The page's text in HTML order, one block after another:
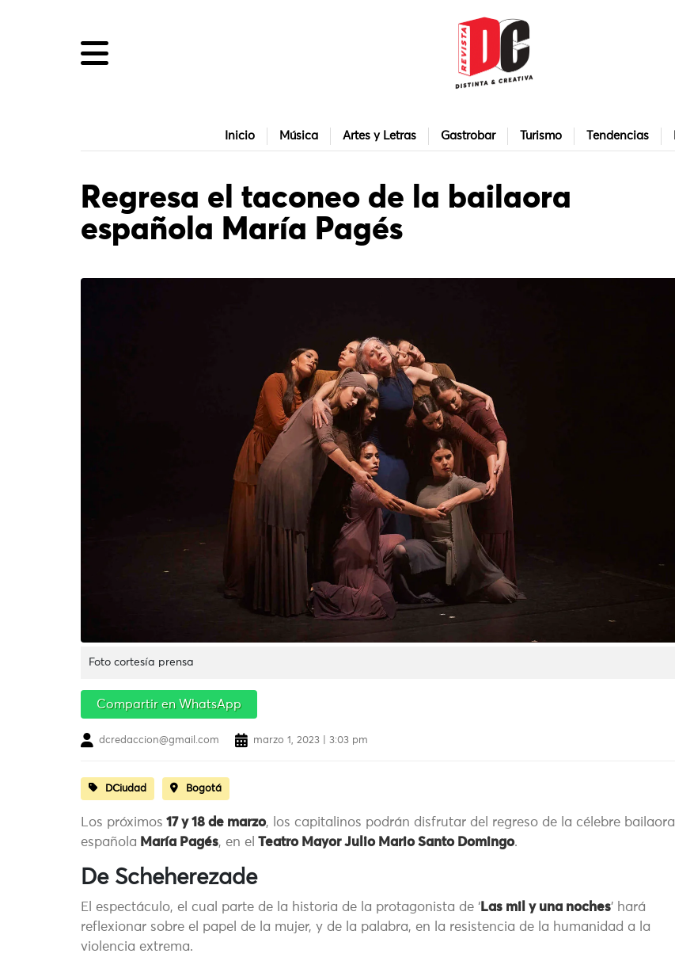
Inicio Música Artes y Letras Gastrobar Turismo Tendencias
Regresa el taconeo de la bailaora
española María Pagés
Foto cortesía prensa
Compartir en WhatsApp
dcredaccion@gmail.com marzo 1, 2023 | 3:03 pm
DCiudad Bogotá
Los próximos 17 y 18 de marzo, los capitalinos podrán disfrutar del regreso de la célebre bailaora
española María Pagés, en el Teatro Mayor Julio Mario Santo Domingo.
De Scheherezade
El espectáculo, el cual parte de la historia de la protagonista de ‘ Las mil y una noches’ hará
reflexionar sobre el papel de la mujer, y de la palabra, en la resistencia de la humanidad a la
violencia extrema.